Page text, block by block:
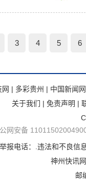
3 4 5 6
网 | 多彩贵州 | 中国新闻网
关于我们 | 免责声明 |
网安备
报电话：.违法和不良信
神州快讯
邮